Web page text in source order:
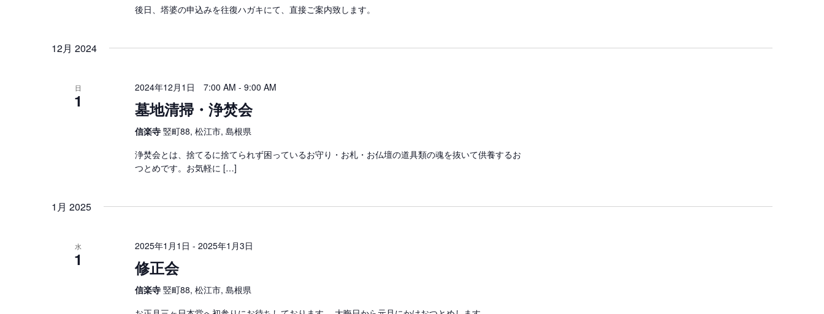
後日、塔婆の申込みを往復ハガキにて、直接ご案内致します。
12月 2024
日
1
2024年12月1日 7:00 AM - 9:00 AM
墓地清掃・浄焚会
信楽寺 竪町88, 松江市, 島根県
浄焚会とは、捨てるに捨てられず困っているお守り・お札・お仏壇の道具類の魂を抜いて供養するお
つとめです。お気軽に […]
1月 2025
水
1
2025年1月1日 - 2025年1月3日
修正会
信楽寺 竪町88, 松江市, 島根県